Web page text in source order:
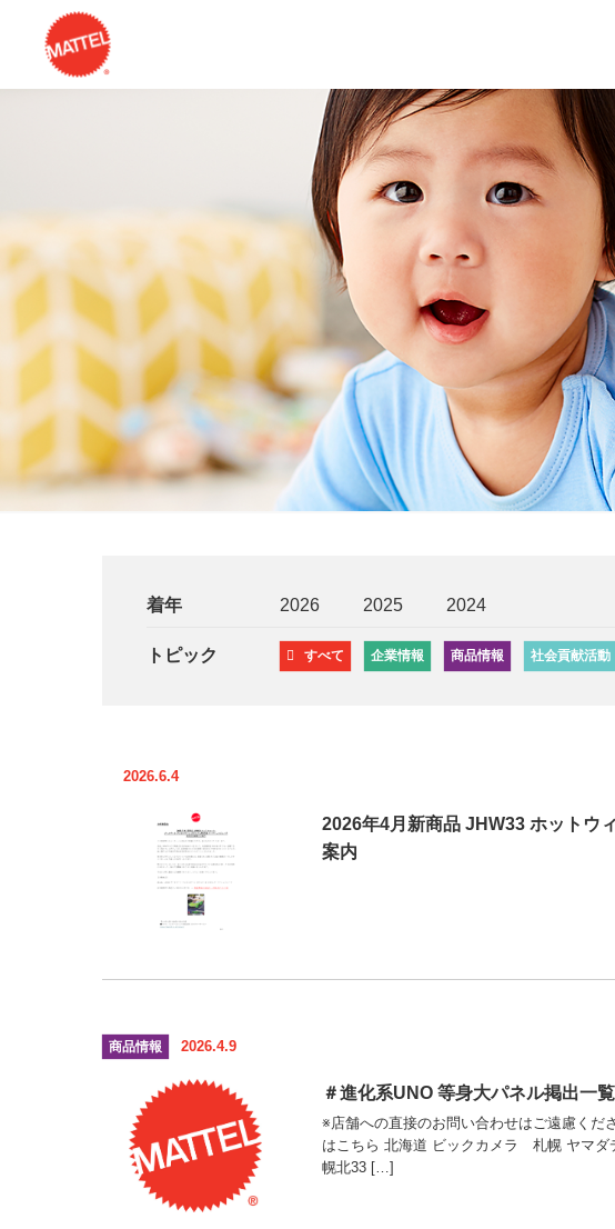
着年 2026 2025 2024
トピック すべて 企業情報 商品情報 社会貢献活動
2026.6.4
2026年4月新商品 JHW33 ホットウ
案内
商品情報 2026.4.9
＃進化系UNO 等身大パネル掲出一覧
※店舗への直接のお問い合わせはご遠慮く
はこちら 北海道 ビックカメラ 札幌 ヤマ
幌北33 […]